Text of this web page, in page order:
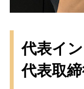
代表イ
代表取